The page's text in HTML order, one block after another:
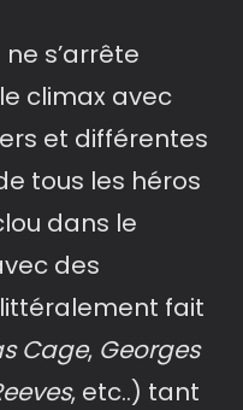
s’arrête
climax avec
et différentes
tous les héros
dans le
des
fait
Cage, Georges
, etc..) tant